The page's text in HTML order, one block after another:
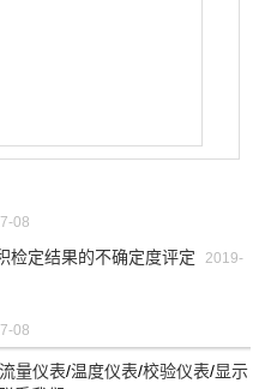
08
检定结果的不确定度评定 2019-
08
流量仪表/温度仪表/校验仪表/显示